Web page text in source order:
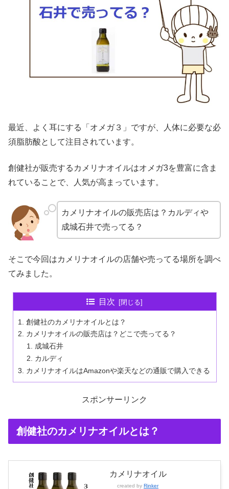
最近、よく耳にする「オメガ３」ですが、人体に必要な必
須脂肪酸として注目されています。
創健社が販売するカメリナオイルはオメガ3を豊富に含ま
れていることで、人気が高まっています。
カメリナオイルの販売店は？カルディや
成城石井で売ってる？
そこで今回はカメリナオイルの店舗や売ってる場所を調べ
てみました。
目次
創健社のカメリナオイルとは？
カメリナオイルの販売店は？どこで売ってる？
成城石井
カルディ
カメリナオイルはAmazonや楽天などの通販で購入できる
スポンサーリンク
創健社のカメリナオイルとは？
カメリナオイル
created by Rinker